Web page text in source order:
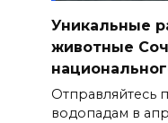
Уникальные
животные
Отправляйтесь
водопадам в